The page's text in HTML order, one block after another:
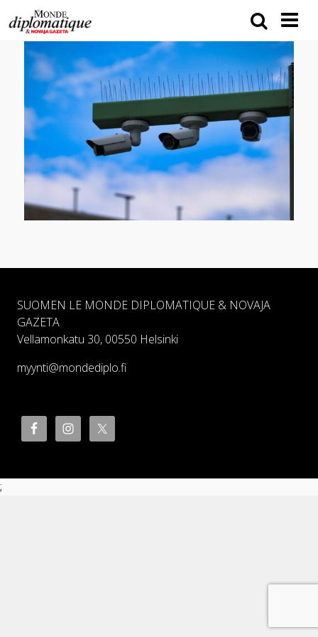
SUOMEN LE MONDE DIPLOMATIQUE & NOVAJA
GAZETA
Vellamonkatu 30, 00550 Helsinki
myynti@mondediplo.fi
;